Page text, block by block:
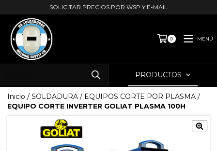
SOLICITAR PRECIOS POR WSP Y E-MAIL
0 MENÚ
PRODUCTOS
Inicio / SOLDADURA / EQUIPOS CORTE POR PLASMA /
EQUIPO CORTE INVERTER GOLIAT PLASMA 100H